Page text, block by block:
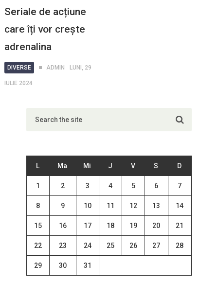
Seriale de acțiune
care îți vor crește
adrenalina
DIVERSE ADMIN LUNI, 29
IULIE 2024
L Ma Mi J V S D
1 2 3 4 5 6 7
8 9 10 11 12 13 14
15 16 17 18 19 20 21
22 23 24 25 26 27 28
29 30 31